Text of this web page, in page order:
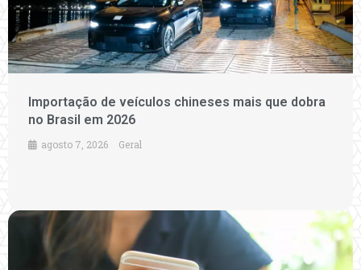
Importação de veículos chineses mais que dobra
no Brasil em 2026
agosto 7, 2026 Geral